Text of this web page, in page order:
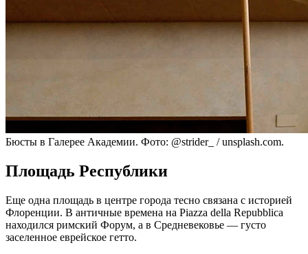
Бюсты в Галерее Академии. Фото: @strider_ / unsplash.com.
Площадь Республики
Еще одна площадь в центре города тесно связана с историей
Флоренции. В античные времена на Piazza della Repubblica
находился римский Форум, а в Средневековье — густо
заселенное еврейское гетто.